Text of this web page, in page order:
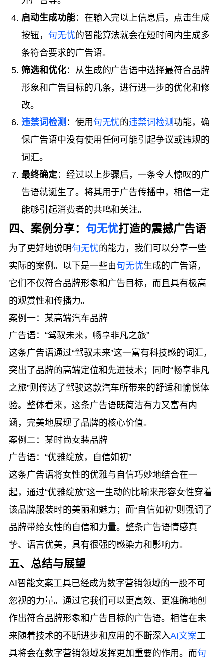
启动生成功能：在输入完以上信息后，点击生成
按钮， 句无忧的智能算法就会在短时间内生成多
条符合要求的广告语。
筛选和优化：从生成的广告语中选择最符合品牌
形象和广告目标的几条，进行进一步的优化和修
改。
违禁词检测 ：使用句无忧的违禁词检测功能，确
保广告语中没有使用任何可能引起争议或违规的
词汇。
最终确定：经过以上步骤后，一条令人惊叹的广
告语就诞生了。将其用于广告传播中，相信一定
能够引起消费者的共鸣和关注。
四、案例分享： 句无忧打造的震撼广告语
为了更好地说明句无忧的能力，我们可以分享一些
实际的案例。以下是一些由句无忧生成的广告语，
它们不仅符合品牌形象和广告目标，而且具有极高
的观赏性和传播力。
案例一：某高端汽车品牌
广告语：“驾驭未来，畅享非凡之旅”
这条广告语通过“驾驭未来”这一富有科技感的词汇，
突出了品牌的高端定位和先进技术；同时“畅享非凡
之旅”则传达了驾驶这款汽车所带来的舒适和愉悦体
验。整体看来，这条广告语既简洁有力又富有内
涵，完美地展现了品牌的核心价值。
案例二：某时尚女装品牌
广告语：“优雅绽放，自信如初”
这条广告语将女性的优雅与自信巧妙地结合在一
起，通过“优雅绽放”这一生动的比喻来形容女性穿着
该品牌服装时的美丽和魅力；而“自信如初”则强调了
品牌带给女性的自信和力量。整条广告语情感真
挚、语言优美，具有很强的感染力和影响力。
五、总结与展望
AI智能文案工具已经成为数字营销领域的一股不可
忽视的力量。通过它我们可以更高效、更准确地创
作出符合品牌形象和广告目标的广告语。相信在未
来随着技术的不断进步和应用的不断深入AI文案工
具将会在数字营销领域发挥更加重要的作用。而句